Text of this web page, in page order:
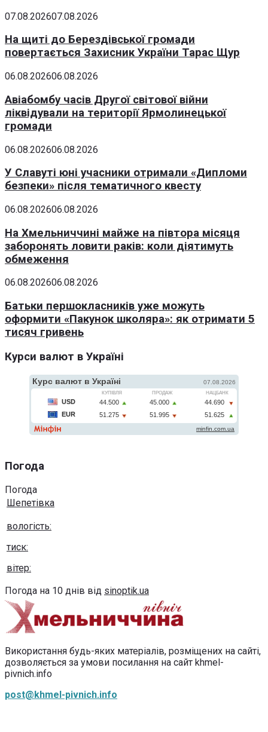
07.08.202607.08.2026
На щиті до Берездівської громади
повертається Захисник України Тарас Щур
06.08.202606.08.2026
Авіабомбу часів Другої світової війни
ліквідували на території Ярмолинецької
громади
06.08.202606.08.2026
У Славуті юні учасники отримали «Дипломи
безпеки» після тематичного квесту
06.08.202606.08.2026
На Хмельниччині майже на півтора місяця
заборонять ловити раків: коли діятимуть
обмеження
06.08.202606.08.2026
Батьки першокласників уже можуть
оформити «Пакунок школяра»: як отримати 5
тисяч гривень
Курси валют в Україні
Погода
Погода
Шепетівка
вологість:
тиск:
вітер:
Погода на 10 днів від sinoptik.ua
Використання будь-яких матеріалів, розміщених на сайті,
дозволяється за умови посилання на сайт khmel-
pivnich.info
post@khmel-pivnich.info